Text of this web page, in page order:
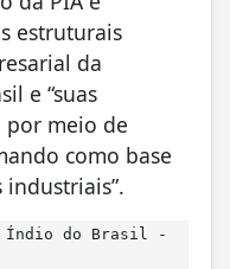
estruturais
da
e “suas
por meio de
como base
Índio do Brasil -